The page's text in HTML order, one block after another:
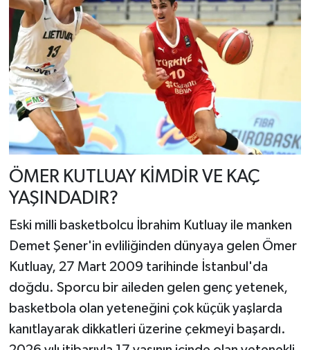
ÖMER KUTLUAY KİMDİR VE KAÇ
YAŞINDADIR?
Eski milli basketbolcu İbrahim Kutluay ile manken
Demet Şener'in evliliğinden dünyaya gelen Ömer
Kutluay, 27 Mart 2009 tarihinde İstanbul'da
doğdu. Sporcu bir aileden gelen genç yetenek,
basketbola olan yeteneğini çok küçük yaşlarda
kanıtlayarak dikkatleri üzerine çekmeyi başardı.